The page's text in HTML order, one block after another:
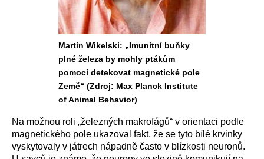
Martin Wikelski: „Imunitní buňky
plné železa by mohly ptákům
pomoci detekovat magnetické pole
Země“ (Zdroj: Max Planck Institute
of Animal Behavior)
Na možnou roli „železných makrofágů“ v orientaci podle
magnetického pole ukazoval fakt, že se tyto bílé krvinky
vyskytovaly v játrech nápadně často v blízkosti neuronů.